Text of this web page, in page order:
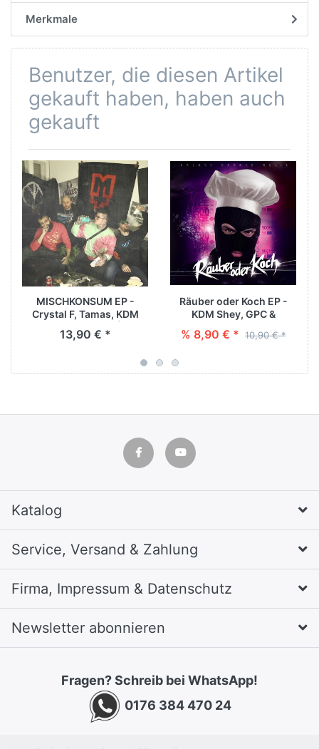
Merkmale
Benutzer, die diesen Artikel
gekauft haben, haben auch
gekauft
MISCHKONSUM EP -
Crystal F, Tamas, KDM
13,90 € *
Räuber oder Koch EP -
KDM Shey, GPC &
% 8,90 € * 10,90 € *
Katalog
Service, Versand & Zahlung
Firma, Impressum & Datenschutz
Newsletter abonnieren
Fragen? Schreib bei WhatsApp!
0176 384 470 24